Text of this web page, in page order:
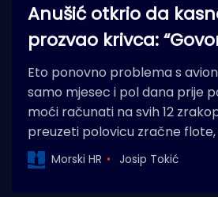
Anušić otkrio da
prozvao krivca:
Eto ponovno problema s
samo mjesec i pol dana prije
moći računati na svih 12
preuzeti polovicu zračne
Morski HR Josip Tokić